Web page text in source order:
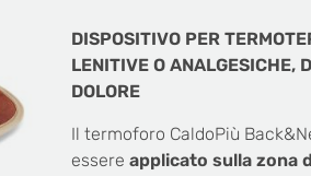
DISPOSITIVO PER
LENITIVE O ANALGESICHE,
DOLORE
Il termoforo CaldoPiù
essere applicato sulla zona